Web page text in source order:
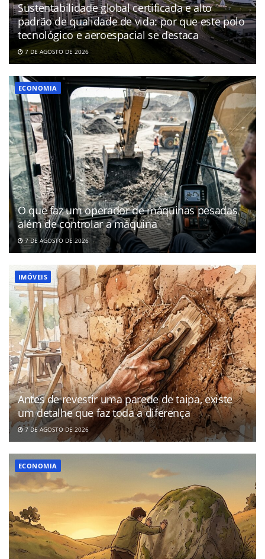
Sustentabilidade global certificada e alto
padrão de qualidade de vida: por que este polo
tecnológico e aeroespacial se destaca
7 DE AGOSTO DE 2026
ECONOMIA
O que faz um operador de máquinas pesadas
além de controlar a máquina
7 DE AGOSTO DE 2026
IMÓVEIS
Antes de revestir uma parede de taipa, existe
um detalhe que faz toda a diferença
7 DE AGOSTO DE 2026
ECONOMIA